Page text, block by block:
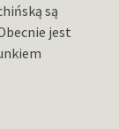
są
jest